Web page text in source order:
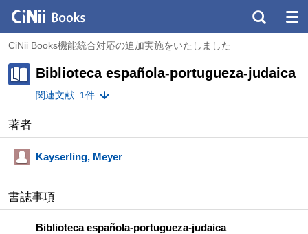
CiNii Books機能統合対応の追加実施をいたしました
Biblioteca española-portugueza-judaica
関連文献: 1件
著者
Kayserling, Meyer
書誌事項
Biblioteca española-portugueza-judaica